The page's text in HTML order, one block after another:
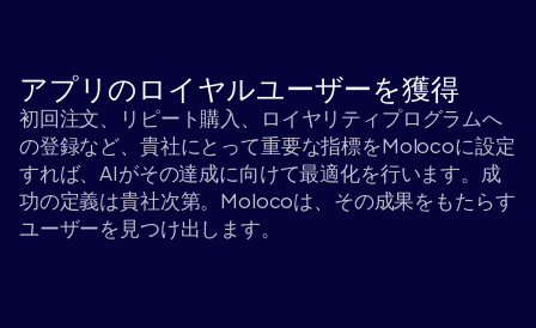
アプリのロイヤルユーザーを獲得
初回注文、リピート購入、ロイヤリティプログラムへ
の登録など、貴社にとって重要な指標をMolocoに設定
すれば、AIがその達成に向けて最適化を行います。成
功の定義は貴社次第。Molocoは、その成果をもたらす
ユーザーを見つけ出します。